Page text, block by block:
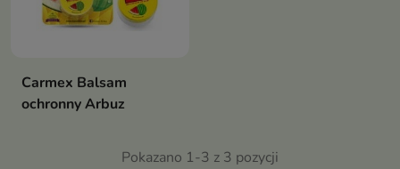
Carmex Balsam
ochronny Arbuz
Pokazano 1-3 z 3 pozycji